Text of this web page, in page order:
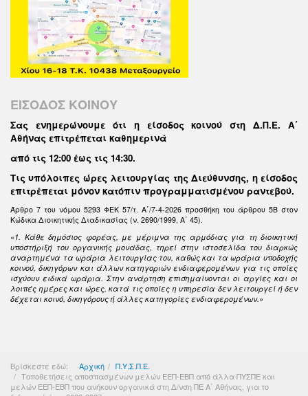
ΕΙΣΟΔΟΣ ΚΟΙΝΟΥ
Σας ενημερώνουμε ότι η είσοδος κοινού στη Δ.Π.Ε. Α΄
Αθήνας επιτρέπεται καθημερινά
από τις 12:00 έως τις 14:30.
Τις υπόλοιπες ώρες λειτουργίας της Διεύθυνσης, η είσοδος
επιτρέπεται μόνον κατόπιν προγραμματισμένου ραντεβού.
Άρθρο 7 του νόμου 5293 ΦΕΚ 57/τ. Α΄/7-4-2026 προσθήκη του άρθρου 5Β στον
Κώδικα Διοικητικής Διαδικασίας (ν. 2690/1999, Α΄ 45).
«1. Κάθε δημόσιος φορέας, με μέριμνα της αρμόδιας για τη διοικητική
υποστήριξή του οργανικής μονάδας, τηρεί στην ιστοσελίδα του διαρκώς
αναρτημένα τα ωράρια λειτουργίας του, καθώς και τα ωράρια υποδοχής
κοινού, δικηγόρων και άλλων κατηγοριών ενδιαφερομένων για τις οποίες
ισχύουν ειδικά ωράρια. Στην ανάρτηση επισημαίνονται οι αργίες και οι
λοιπές ημέρες και ώρες, κατά τις οποίες η υπηρεσία δεν λειτουργεί ή δεν
δέχεται κοινό, δικηγόρους ή άλλες κατηγορίες ενδιαφερομένων.»
Βρίσκεστε εδώ: Αρχική
Π.Υ.Σ.Π.Ε.
Τοποθετήσεις αποσπασμένων μελών ΕΕΠ-ΕΒΠ από άλλα ΠΥΣΠΕ και
μελών ΕΕΠ-ΕΒΠ που ανήκουν οργανικά στη Δ/νση ΠΕ Α΄ Αθήνας, για το